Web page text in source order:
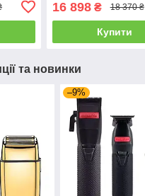
16 898₴ 18 370 ₴
Купити
та новинки
–9%